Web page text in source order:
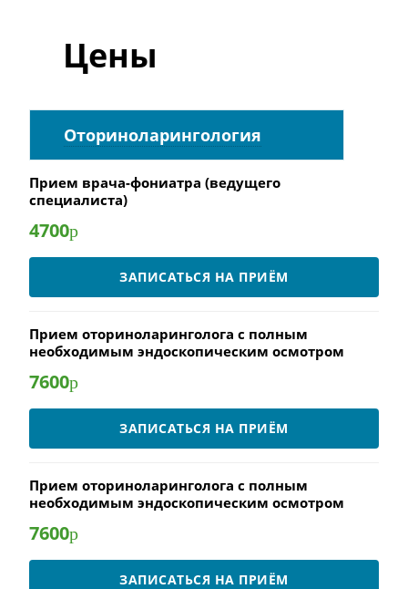
Цены
Оториноларингология
Прием врача-фониатра (ведущего
специалиста)
4700р
ЗАПИСАТЬСЯ НА ПРИЁМ
Прием оториноларинголога с полным
необходимым эндоскопическим осмотром
7600р
ЗАПИСАТЬСЯ НА ПРИЁМ
Прием оториноларинголога с полным
необходимым эндоскопическим осмотром
7600р
ЗАПИСАТЬСЯ НА ПРИЁМ